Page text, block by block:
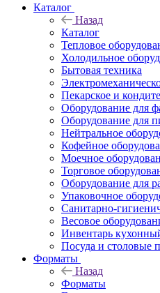
Каталог
Назад
Каталог
Тепловое
Холодильное
Бытовая техника
Пекарское и
Оборудование для
Оборудование для
Нейтральное
Кофейное
Моечное
Торговое
Оборудование для
Упаковочное
Санитарно-
Весовое
Инвентарь
Посуда и столовые
Форматы
Назад
Форматы